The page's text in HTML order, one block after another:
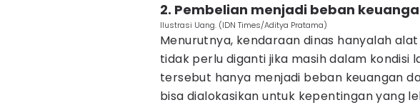
2. Pembelian menjadi beban
Ilustrasi Uang. (IDN Times/Aditya Pratama)
Menurutnya, kendaraan dinas hanyalah
tidak perlu diganti jika masih dalam kondisi
tersebut hanya menjadi beban keuangan
bisa dialokasikan untuk kepentingan yang